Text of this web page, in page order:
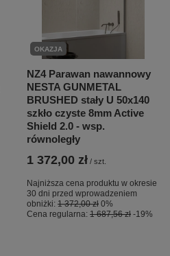
OKAZJA
NZ4 Parawan nawannowy
NESTA GUNMETAL
BRUSHED stały U 50x140
szkło czyste 8mm Active
Shield 2.0 - wsp.
równoległy
1 372,00 zł / szt.
Najniższa cena produktu w okresie
30 dni przed wprowadzeniem
obniżki: 1 372,00 zł 0%
Cena regularna: 1 687,56 zł -19%